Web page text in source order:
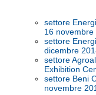
settore
16
settore
dicembre
settore
Exhibition
settore Beni
novembre